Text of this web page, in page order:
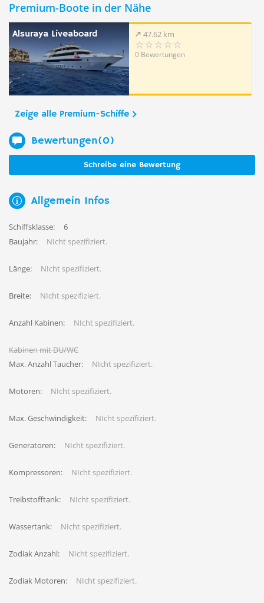
Premium-Boote in der Nähe
Alsuraya Liveaboard 47.62 km
0 Bewertungen
Zeige alle Premium-Schiffe
Bewertungen(0)
Schreibe eine Bewertung
Allgemein Infos
Schiffsklasse:
6
Baujahr:
NIcht spezifiziert.
Länge: NIcht spezifiziert.
Breite: NIcht spezifiziert.
Anzahl Kabinen: NIcht spezifiziert.
Kabinen mit DU/WC
Max. Anzahl Taucher:
NIcht spezifiziert.
Motoren: NIcht spezifiziert.
Max. Geschwindigkeit: NIcht spezifiziert.
Generatoren: NIcht spezifiziert.
Kompressoren: NIcht spezifiziert.
Treibstofftank: NIcht spezifiziert.
Wassertank: NIcht spezifiziert.
Zodiak Anzahl: NIcht spezifiziert.
Zodiak Motoren: NIcht spezifiziert.